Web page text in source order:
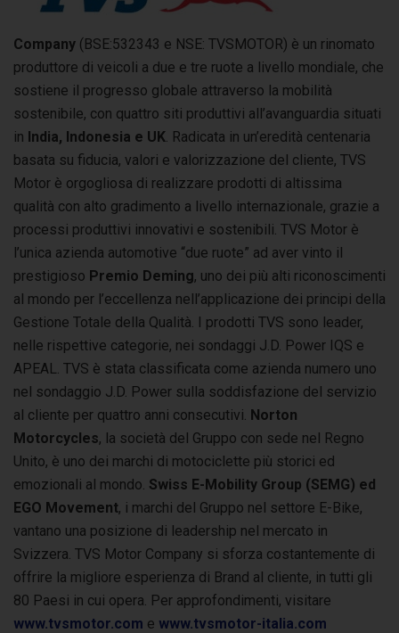
Company (BSE:532343 e NSE: TVSMOTOR) è un rinomato
produttore di veicoli a due e tre ruote a livello mondiale, che
sostiene il progresso globale attraverso la mobilità
sostenibile, con quattro siti produttivi all’avanguardia situati
in India, Indonesia e UK . Radicata in un’eredità centenaria
basata su fiducia, valori e valorizzazione del cliente, TVS
Motor è orgogliosa di realizzare prodotti di altissima
qualità con alto gradimento a livello internazionale, grazie a
processi produttivi innovativi e sostenibili. TVS Motor è
l’unica azienda automotive “due ruote” ad aver vinto il
prestigioso Premio Deming, uno dei più alti riconoscimenti
al mondo per l’eccellenza nell’applicazione dei principi della
Gestione Totale della Qualità. I prodotti TVS sono leader,
nelle rispettive categorie, nei sondaggi J.D. Power IQS e
APEAL. TVS è stata classificata come azienda numero uno
nel sondaggio J.D. Power sulla soddisfazione del servizio
al cliente per quattro anni consecutivi. Norton
Motorcycles, la società del Gruppo con sede nel Regno
Unito, è uno dei marchi di motociclette più storici ed
emozionali al mondo. Swiss E-Mobility Group (SEMG) ed
EGO Movement, i marchi del Gruppo nel settore E-Bike,
vantano una posizione di leadership nel mercato in
Svizzera. TVS Motor Company si sforza costantemente di
offrire la migliore esperienza di Brand al cliente, in tutti gli
80 Paesi in cui opera. Per approfondimenti, visitare
www.tvsmotor.com e www.tvsmotor-italia.com